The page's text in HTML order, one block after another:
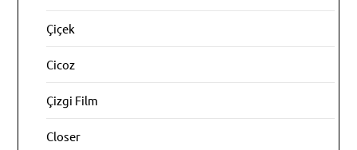
Çiçek
Cicoz
Çizgi Film
Closer